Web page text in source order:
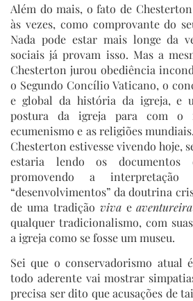
Além do mais, o fato de
às vezes, como comprovante do
Nada pode estar mais longe da
sociais já provam isso. Mas a
Chesterton jurou obediência
o Segundo Concílio Vaticano, o
e global da história da igreja, e
postura da igreja para com o
ecumenismo e as religiões
Chesterton estivesse vivendo hoje,
estaria lendo os documentos
promovendo a
“desenvolvimentos” da doutrina
de uma tradição vivaeaventureira
qualquer tradicionalismo, com
a igreja como se fosse um museu.
Sei que o conservadorismo atual
todo aderente vai mostrar
precisa ser dito que acusações de